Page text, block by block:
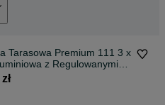
Tarasowa Premium 111 3 x
z Regulowanymi